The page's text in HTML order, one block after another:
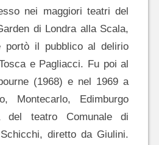
nei maggiori teatri del
di Londra alla Scala,
portò il pubblico al delirio
e Pagliacci. Fu poi al
(1968) e nel 1969 a
Montecarlo, Edimburgo
del teatro Comunale di
diretto da Giulini.